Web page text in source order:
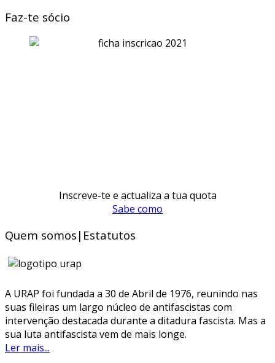
Faz-te sócio
Inscreve-te e actualiza a tua quota
Sabe como
Quem somos|Estatutos
A URAP foi fundada a 30 de Abril de 1976, reunindo nas
suas fileiras um largo núcleo de antifascistas com
intervenção destacada durante a ditadura fascista. Mas a
sua luta antifascista vem de mais longe.
Ler mais...